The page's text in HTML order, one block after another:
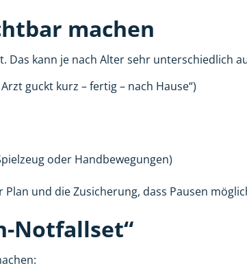
machen
kann je nach Alter sehr unterschiedlich
guckt kurz – fertig – nach Hause“)
oder Handbewegungen)
und die Zusicherung, dass Pausen
Notfallset“